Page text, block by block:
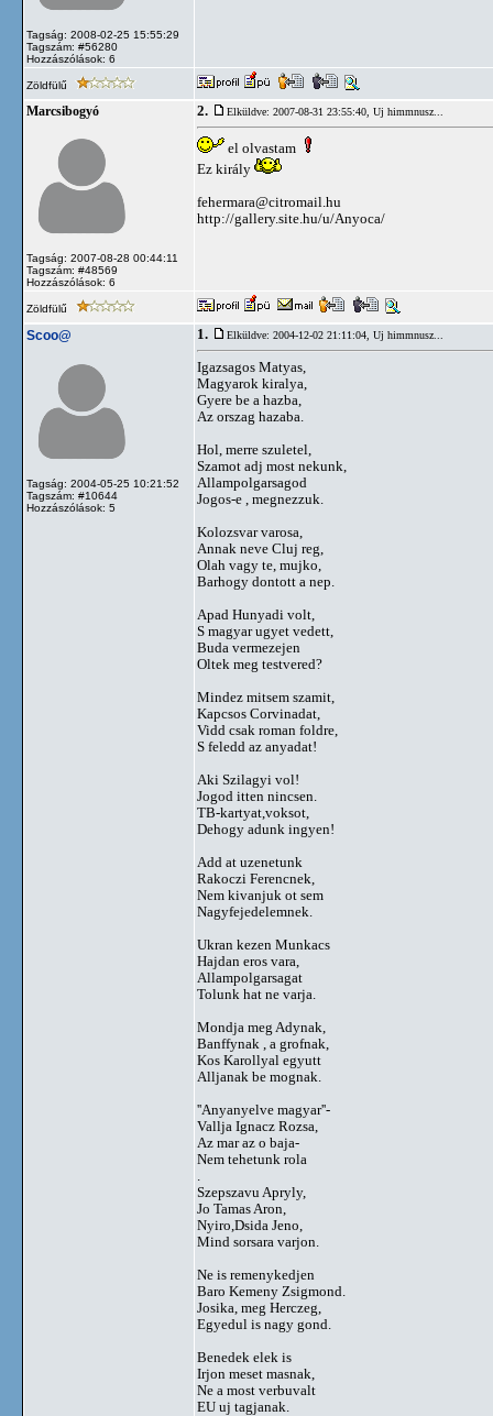
Tagság: 2008-02-25 15:55:29
Tagszám: #56280
Hozzászólások: 6
Zöldfülű
Marcsibogyó
Tagság: 2007-08-28 00:44:11
Tagszám: #48569
Hozzászólások: 6
2. Elküldve: 2007-08-31 23:55:40, Uj himmnusz...
el olvastam
Ez király
fehermara@citromail.hu
http://gallery.site.hu/u/Anyoca/
Zöldfülű
Scoo@
Tagság: 2004-05-25 10:21:52
Tagszám: #10644
Hozzászólások: 5
1. Elküldve: 2004-12-02 21:11:04, Uj himmnusz...
Igazsagos Matyas,
Magyarok kiralya,
Gyere be a hazba,
Az orszag hazaba.
Hol, merre szuletel,
Szamot adj most nekunk,
Allampolgarsagod
Jogos-e , megnezzuk.
Kolozsvar varosa,
Annak neve Cluj reg,
Olah vagy te, mujko,
Barhogy dontott a nep.
Apad Hunyadi volt,
S magyar ugyet vedett,
Buda vermezejen
Oltek meg testvered?
Mindez mitsem szamit,
Kapcsos Corvinadat,
Vidd csak roman foldre,
S feledd az anyadat!
Aki Szilagyi vol!
Jogod itten nincsen.
TB-kartyat,voksot,
Dehogy adunk ingyen!
Add at uzenetunk
Rakoczi Ferencnek,
Nem kivanjuk ot sem
Nagyfejedelemnek.
Ukran kezen Munkacs
Hajdan eros vara,
Allampolgarsagat
Tolunk hat ne varja.
Mondja meg Adynak,
Banffynak , a grofnak,
Kos Karollyal egyutt
Alljanak be mognak.
''Anyanyelve magyar''-
Vallja Ignacz Rozsa,
Az mar az o baja-
Nem tehetunk rola
Szepszavu Apryly,
Jo Tamas Aron,
Nyiro,Dsida Jeno,
Mind sorsara varjon.
Ne is remenykedjen
Baro Kemeny Zsigmond.
Josika, meg Herczeg,
Egyedul is nagy gond.
Benedek elek is
Irjon meset masnak,
Ne a most verbuvalt
EU uj tagjanak.